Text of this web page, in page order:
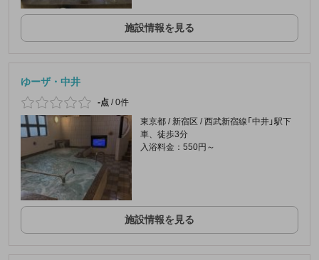
施設情報を見る
ゆーザ・中井
-点 /0件
東京都 / 新宿区 / 西武新宿線「中井」駅下
車、徒歩3分
入浴料金：550円～
施設情報を見る